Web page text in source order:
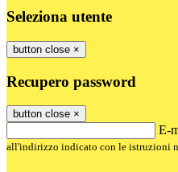
Seleziona utente
button close ×
Recupero password
button close ×
E-
all'indirizzo indicato con le istruzioni